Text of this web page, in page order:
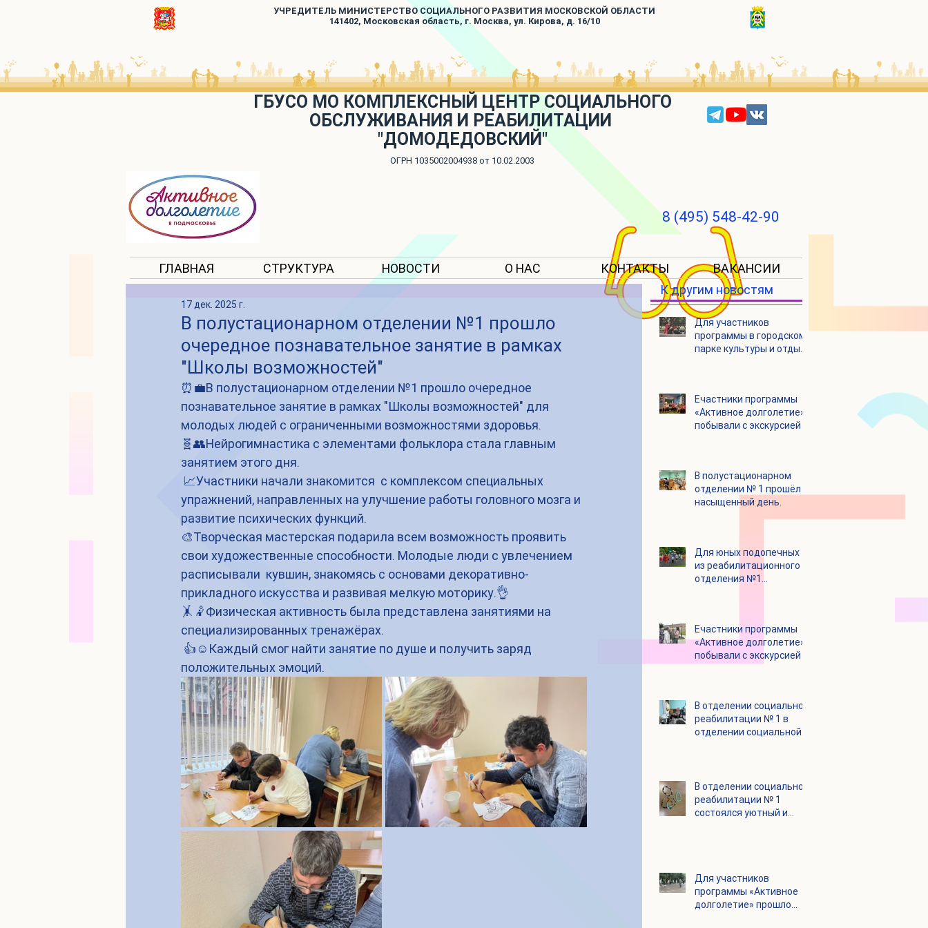
УЧРЕДИТЕЛЬ МИНИСТЕРСТВО СОЦИАЛЬНОГО РАЗВИТИЯ МОСКОВСКОЙ ОБЛАСТИ
141402, Московская область, г. Москва, ул. Кирова, д. 16/10
ГБУСО МО КОМПЛЕКСНЫЙ ЦЕНТР СОЦИАЛЬНОГО
ОБСЛУЖИВАНИЯ И РЕАБИЛИТАЦИИ
"ДОМОДЕДОВСКИЙ"
ОГРН 1035002004938 от 10.02.2003
8 (495) 548-42-90
ГЛАВНАЯ СТРУКТУРА НОВОСТИ О НАС КОНТАКТЫ ВАКАНСИИ
В полустационарном отделении №1 прошло
очередное познавательное занятие в рамках
"Школы возможностей"
17 дек. 2025 г.
⏰💼В полустационарном отделении №1 прошло очередное
познавательное занятие в рамках "Школы возможностей" для
молодых людей с ограниченными возможностями здоровья.
🧬👥Нейрогимнастика с элементами фольклора стала главным
занятием этого дня.
упражнений, направленных на улучшение работы головного мозга и
развитие психических функций.
🎨Творческая мастерская подарила всем возможность проявить
свои художественные способности. Молодые люди с увлечением
расписывали  кувшин, знакомясь с основами декоративно-
прикладного искусства и развивая мелкую моторику.👌
🤸🤾Физическая активность была представлена занятиями на
специализированных тренажёрах.
положительных эмоций.
К другим новостям
Для участников
программы в городском
парке культуры и отдыха
Eчастники программы
«Активное долголетие»
побывали с экскурсией в
В полустационарном
отделении № 1 прошёл
насыщенный день.
Для юных подопечных
из реабилитационного
отделения №1
Eчастники программы
«Активное долголетие»
побывали с экскурсией в
В отделении социальной
реабилитации № 1 в
отделении социальной
В отделении социальной
реабилитации № 1
состоялся уютный и
Для участников
программы «Активное
долголетие» прошло